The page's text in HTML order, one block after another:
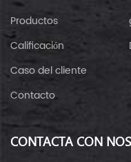
Productos
Calificación
Caso del cliente
Contacto
CONTACTA CON